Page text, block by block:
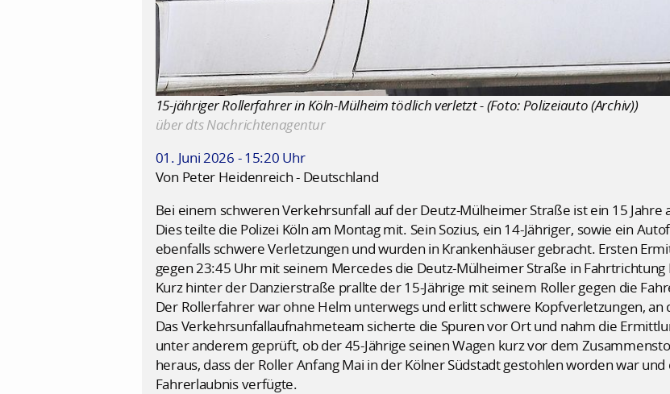
15-jähriger Rollerfahrer in Köln-Mülheim tödlich verletzt - (Foto: Polizeiauto (Archiv))
über dts Nachrichtenagentur
01. Juni 2026 - 15:20 Uhr
Von Peter Heidenreich - Deutschland
Bei einem schweren Verkehrsunfall auf der Deutz-Mülheimer Straße ist ein 15
Dies teilte die Polizei Köln am Montag mit. Sein Sozius, ein 14-Jähriger, sowie ein
ebenfalls schwere Verletzungen und wurden in Krankenhäuser gebracht. Ersten
gegen 23:45 Uhr mit seinem Mercedes die Deutz-Mülheimer Straße in Fahrtrichtung
Kurz hinter der Danzierstraße prallte der 15-Jährige mit seinem Roller gegen die
Der Rollerfahrer war ohne Helm unterwegs und erlitt schwere Kopfverletzungen,
Das Verkehrsunfallaufnahmeteam sicherte die Spuren vor Ort und nahm die
unter anderem geprüft, ob der 45-Jährige seinen Wagen kurz vor dem
heraus, dass der Roller Anfang Mai in der Kölner Südstadt gestohlen worden war
Fahrerlaubnis verfügte.